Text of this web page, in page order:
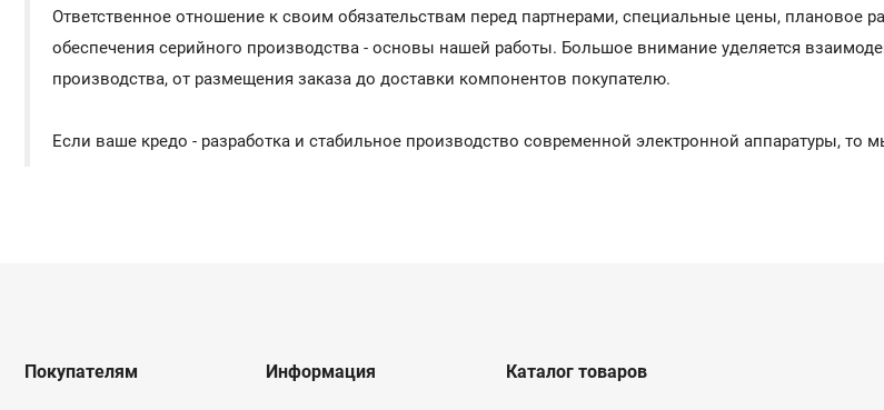
Ответственное отношение к своим обязательствам перед партнерами, специальные цены, плановое
обеспечения серийного производства - основы нашей работы. Большое внимание уделяется
производства, от размещения заказа до доставки компонентов покупателю.
Если ваше кредо - разработка и стабильное производство современной электронной аппаратуры,
Покупателям Информация Каталог товаров